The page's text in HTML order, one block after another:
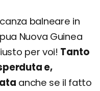
balneare in
Nuova Guinea
per voi! Tanto
e,
anche se il fatto